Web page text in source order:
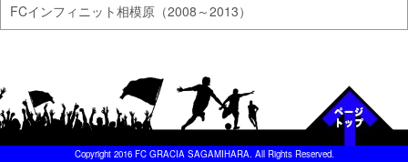
FCインフィニット相模原（2008～2013）
Copyright 2016 FC GRACIA SAGAMIHARA. All Rights Reserved.